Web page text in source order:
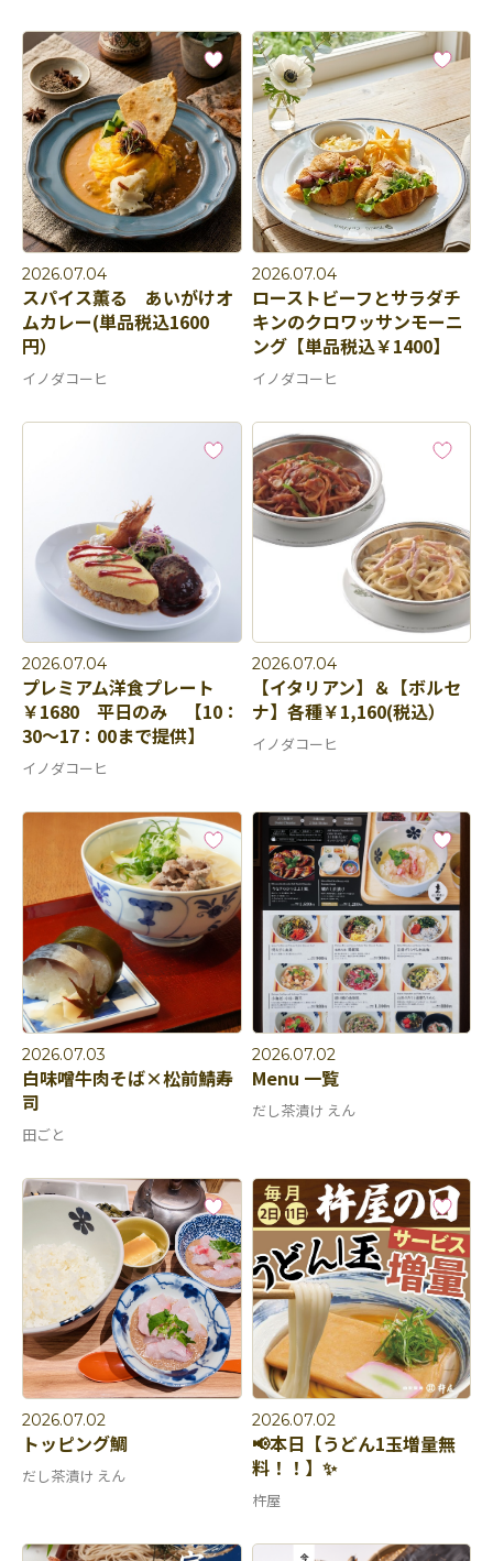
2026.07.04
スパイス薫る あいがけオ
ムカレー(単品税込1600
円）
イノダコーヒ
2026.07.04
ローストビーフとサラダチ
キンのクロワッサンモーニ
ング【単品税込￥1400】
イノダコーヒ
2026.07.04
プレミアム洋食プレート
￥1680 平日のみ 【10：
30～17：00まで提供】
イノダコーヒ
2026.07.04
【イタリアン】＆【ボルセ
ナ】各種￥1,160(税込）
イノダコーヒ
2026.07.03
白味噌牛肉そば×松前鯖寿
司
田ごと
2026.07.02
Menu 一覧
だし茶漬け えん
2026.07.02
トッピング鯛
だし茶漬け えん
2026.07.02
📢本日【うどん1玉増量無
料！！】✨
杵屋